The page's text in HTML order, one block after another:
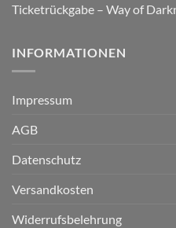
Ticketrückgabe – Way of
INFORMATIONEN
Impressum
AGB
Datenschutz
Versandkosten
Widerrufsbelehrung